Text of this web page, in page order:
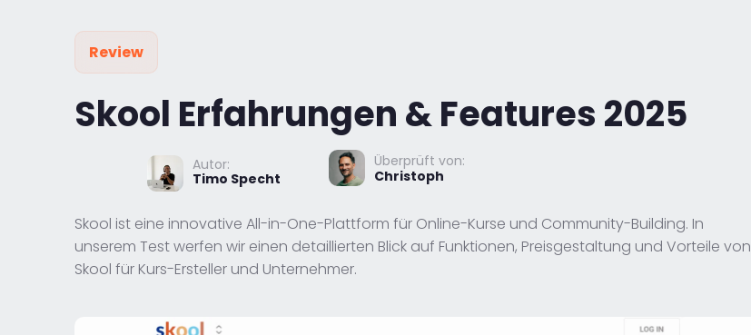
Review
Skool Erfahrungen & Features 2025
Autor:
Timo Specht
Überprüft von:
Christoph
Skool ist eine innovative All-in-One-Plattform für Online-Kurse und Community-Building. In
unserem Test werfen wir einen detaillierten Blick auf Funktionen, Preisgestaltung und Vorteile von
Skool für Kurs-Ersteller und Unternehmer.